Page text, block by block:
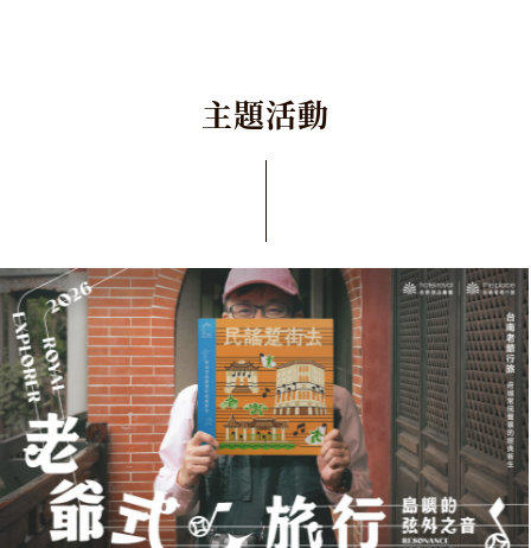
主題活動